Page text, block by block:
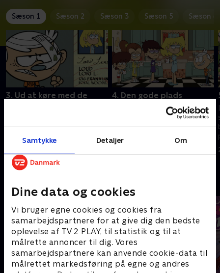
Samtykke Detaljer Om
Dine data og cookies
Vi bruger egne cookies og cookies fra
samarbejdspartnere for at give dig den bedste
oplevelse af TV 2 PLAY, til statistik og til at
målrette annoncer til dig. Vores
samarbejdspartnere kan anvende cookie-data til
målrettet markedsføring på egne og andres
Sæson 1 Sæson 2 Sæson 3 Sæson 5 Sæson 6
3. Ud at køre med de
bestå sin køreprøve. Lincoln og
vælte Lori.
21. februar 2023 • 21 min
4. Den gode plads
Lincoln vil have det bedste
sæde i bilen. Lincoln forsøger
at forlade børnebordet.
21. februar 2023 • 21 min